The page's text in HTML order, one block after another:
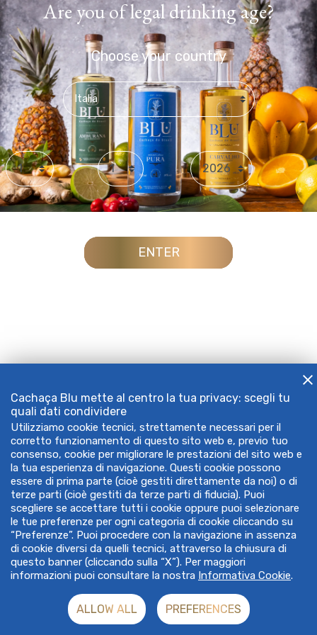
Are you of legal drinking age?
Choose your country
Day Month Year
ENTER
Cachaça Blu mette al centro la tua privacy: scegli tu
quali dati condividere
Utilizziamo cookie tecnici, strettamente necessari per il
corretto funzionamento di questo sito web e, previo tuo
consenso, cookie per migliorare le prestazioni del sito web e
la tua esperienza di navigazione. Questi cookie possono
essere di prima parte (cioè gestiti direttamente da noi) o di
terze parti (cioè gestiti da terze parti di fiducia). Puoi
scegliere se accettare tutti i cookie oppure puoi selezionare
le tue preferenze per ogni categoria di cookie cliccando su
“Preferenze”. Puoi procedere con la navigazione in assenza
di cookie diversi da quelli tecnici, attraverso la chiusura di
questo banner (cliccando sulla “X”). Per maggiori
informazioni puoi consultare la nostra Informativa Cookie.
ALLOW ALL PREFERENCES